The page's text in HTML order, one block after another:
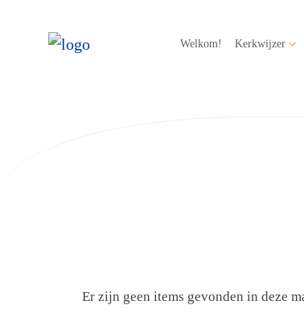
Welkom! Kerkwijzer
Er zijn geen items gevonden in deze